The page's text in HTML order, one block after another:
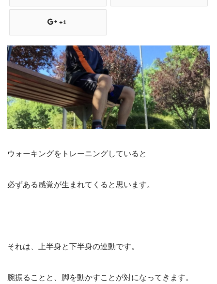
+1
ウォーキングをトレーニングしていると
必ずある感覚が生まれてくると思います。
それは、上半身と下半身の連動です。
腕振ることと、脚を動かすことが対になってきます。